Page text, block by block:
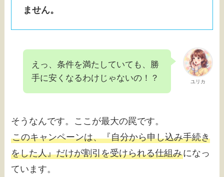
ません。
ユリカ
えっ、条件を満たしていても、勝
手に安くなるわけじゃないの！？
そうなんです。ここが最大の罠です。
このキャンペーンは、『自分から申し込み手続き
をした人』だけが割引を受けられる仕組みになっ
ています。